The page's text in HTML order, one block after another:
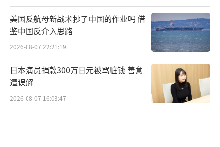
美国反航母新战术抄了中国的作业吗 借
鉴中国反介入思路
2026-08-07 22:21:19
日本演员捐款300万日元被骂脏钱 善意
遭误解
2026-08-07 16:03:47